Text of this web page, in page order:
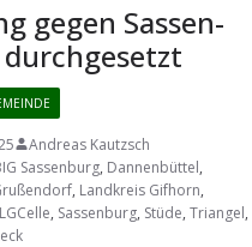
gegen Sas­sen­
durchgesetzt
Andreas Kautzsch
Sassenburg, Dannenbüttel,
, Landkreis Gifhorn,
, Sassenburg, Stüde, Triangel,